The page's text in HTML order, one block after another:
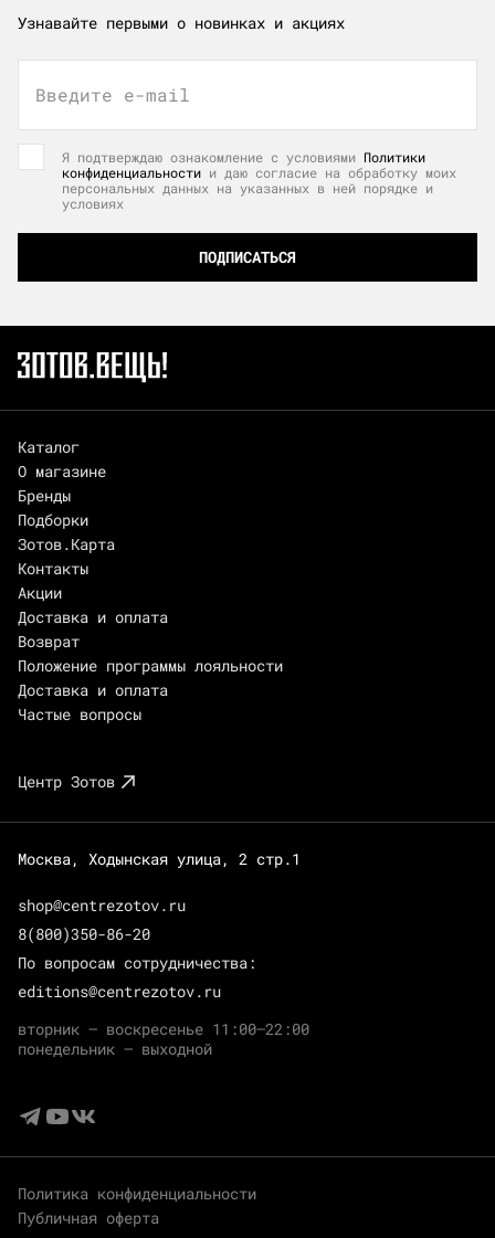
Узнавайте первыми о новинках и акциях
Введите e-mail
Я подтверждаю ознакомление с условиями Политики
конфиденциальности и даю согласие на обработку моих
персональных данных на указанных в ней порядке и
условиях
ПОДПИСАТЬСЯ
Каталог
О магазине
Бренды
Подборки
Зотов.Карта
Контакты
Акции
Доставка и оплата
Возврат
Положение программы лояльности
Доставка и оплата
Частые вопросы
Центр Зотов
Москва, Ходынская улица, 2 стр.1
shop@centrezotov.ru
8(800)350-86-20
По вопросам сотрудничества:
editions@centrezotov.ru
вторник — воскресенье 11:00–22:00
понедельник — выходной
Политика конфиденциальности
Публичная оферта